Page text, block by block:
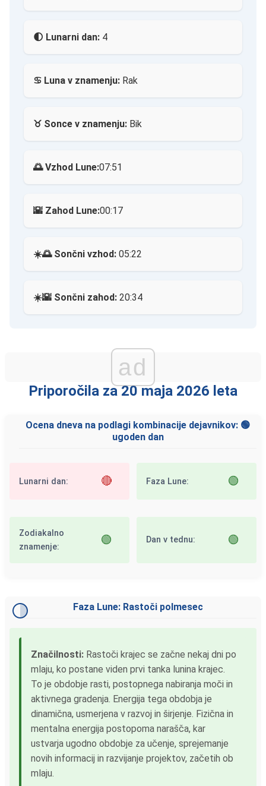
🌓 Lunarni dan: 4
♋ Luna v znamenju: Rak
♉ Sonce v znamenju: Bik
🌅 Vzhod Lune:07:51
🌇 Zahod Lune:00:17
☀️🌅 Sončni vzhod: 05:22
☀️🌇 Sončni zahod: 20:34
ad
Priporočila za 20 maja 2026 leta
Ocena dneva na podlagi kombinacije dejavnikov: 🟢
ugoden dan
Lunarni dan: 🔴 Faza Lune: 🟢
Zodiakalno
znamenje:
🟢 Dan v tednu: 🟢
Faza Lune: Rastoči polmesec
Značilnosti: Rastoči krajec se začne nekaj dni po
mlaju, ko postane viden prvi tanka lunina krajec.
To je obdobje rasti, postopnega nabiranja moči in
aktivnega gradenja. Energija tega obdobja je
dinamična, usmerjena v razvoj in širjenje. Fizična in
mentalna energija postopoma narašča, kar
ustvarja ugodno obdobje za učenje, sprejemanje
novih informacij in razvijanje projektov, začetih ob
mlaju.